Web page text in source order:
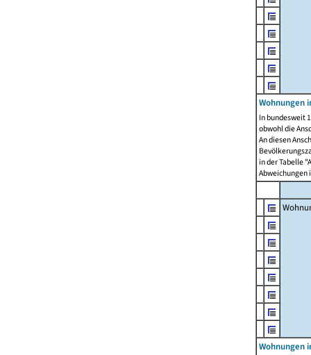
Wohnungen
In bundesweit
obwohl die
An diesen
in der Tabelle
Abweichungen
Wohnungen